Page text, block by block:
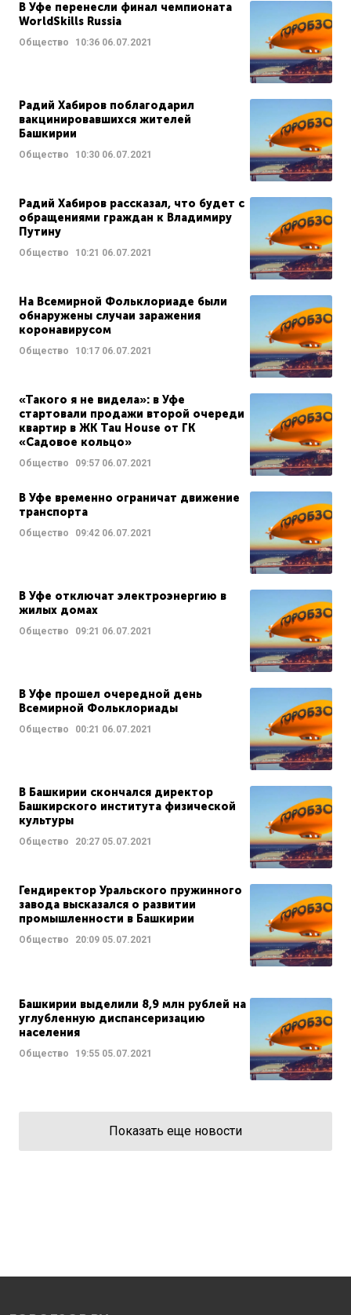
В Уфе перенесли финал чемпионата
WorldSkills Russia
Общество 10:36 06.07.2021
Радий Хабиров поблагодарил
вакцинировавшихся жителей
Башкирии
Общество 10:30 06.07.2021
Радий Хабиров рассказал, что будет с
обращениями граждан к Владимиру
Путину
Общество 10:21 06.07.2021
На Всемирной Фольклориаде были
обнаружены случаи заражения
коронавирусом
Общество 10:17 06.07.2021
«Такого я не видела»: в Уфе
стартовали продажи второй очереди
квартир в ЖК Tau House от ГК
«Садовое кольцо»
Общество 09:57 06.07.2021
В Уфе временно ограничат движение
транспорта
Общество 09:42 06.07.2021
В Уфе отключат электроэнергию в
жилых домах
Общество 09:21 06.07.2021
В Уфе прошел очередной день
Всемирной Фольклориады
Общество 00:21 06.07.2021
В Башкирии скончался директор
Башкирского института физической
культуры
Общество 20:27 05.07.2021
Гендиректор Уральского пружинного
завода высказался о развитии
промышленности в Башкирии
Общество 20:09 05.07.2021
Башкирии выделили 8,9 млн рублей на
углубленную диспансеризацию
населения
Общество 19:55 05.07.2021
Показать еще новости